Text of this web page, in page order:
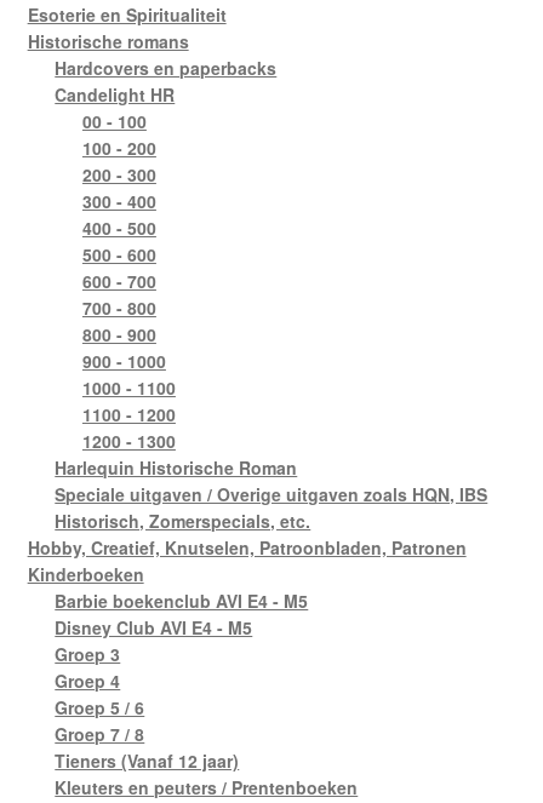
Esoterie en Spiritualiteit
Historische romans
Hardcovers en paperbacks
Candelight HR
00 - 100
100 - 200
200 - 300
300 - 400
400 - 500
500 - 600
600 - 700
700 - 800
800 - 900
900 - 1000
1000 - 1100
1100 - 1200
1200 - 1300
Harlequin Historische Roman
Speciale uitgaven / Overige uitgaven zoals HQN, IBS
Historisch, Zomerspecials, etc.
Hobby, Creatief, Knutselen, Patroonbladen, Patronen
Kinderboeken
Barbie boekenclub AVI E4 - M5
Disney Club AVI E4 - M5
Groep 3
Groep 4
Groep 5 / 6
Groep 7 / 8
Tieners (Vanaf 12 jaar)
Kleuters en peuters / Prentenboeken